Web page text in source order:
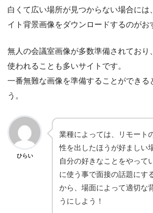
白くて広い場所が見つからない場合には、
イト背景画像をダウンロードするのがお
無人の会議室画像が多数準備されており
使われることも多いサイトです。
一番無難な画像を準備することができる
う。
ひらい
業種によっては、リモート
性を出したほうが好ましい
自分の好きなことをやって
に使う事で面接の話題にす
から、場面によって適切な
うにしよう！